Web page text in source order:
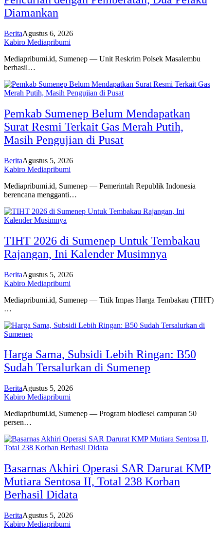
Diamankan
BeritaAgustus 6, 2026
Kabiro Mediapribumi
Mediapribumi.id, Sumenep — Unit Reskrim Polsek Masalembu
berhasil…
Pemkab Sumenep Belum Mendapatkan
Surat Resmi Terkait Gas Merah Putih,
Masih Pengujian di Pusat
BeritaAgustus 5, 2026
Kabiro Mediapribumi
Mediapribumi.id, Sumenep — Pemerintah Republik Indonesia
berencana mengganti…
TIHT 2026 di Sumenep Untuk Tembakau
Rajangan, Ini Kalender Musimnya
BeritaAgustus 5, 2026
Kabiro Mediapribumi
Mediapribumi.id, Sumenep — Titik Impas Harga Tembakau (TIHT)
…
Harga Sama, Subsidi Lebih Ringan: B50
Sudah Tersalurkan di Sumenep
BeritaAgustus 5, 2026
Kabiro Mediapribumi
Mediapribumi.id, Sumenep — Program biodiesel campuran 50
persen…
Basarnas Akhiri Operasi SAR Darurat KMP
Mutiara Sentosa II, Total 238 Korban
Berhasil Didata
BeritaAgustus 5, 2026
Kabiro Mediapribumi